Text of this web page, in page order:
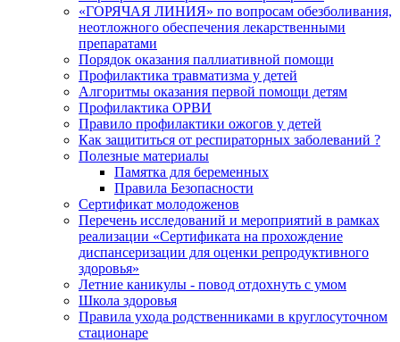
«ГОРЯЧАЯ ЛИНИЯ» по вопросам обезболивания,
неотложного обеспечения лекарственными
препаратами
Порядок оказания паллиативной помощи
Профилактика травматизма у детей
Алгоритмы оказания первой помощи детям
Профилактика ОРВИ
Правило профилактики ожогов у детей
Как защититься от респираторных заболеваний ?
Полезные материалы
Памятка для беременных
Правила Безопасности
Сертификат молодоженов
Перечень исследований и мероприятий в рамках
реализации «Сертификата на прохождение
диспансеризации для оценки репродуктивного
здоровья»
Летние каникулы - повод отдохнуть с умом
Школа здоровья
Правила ухода родственниками в круглосуточном
стационаре